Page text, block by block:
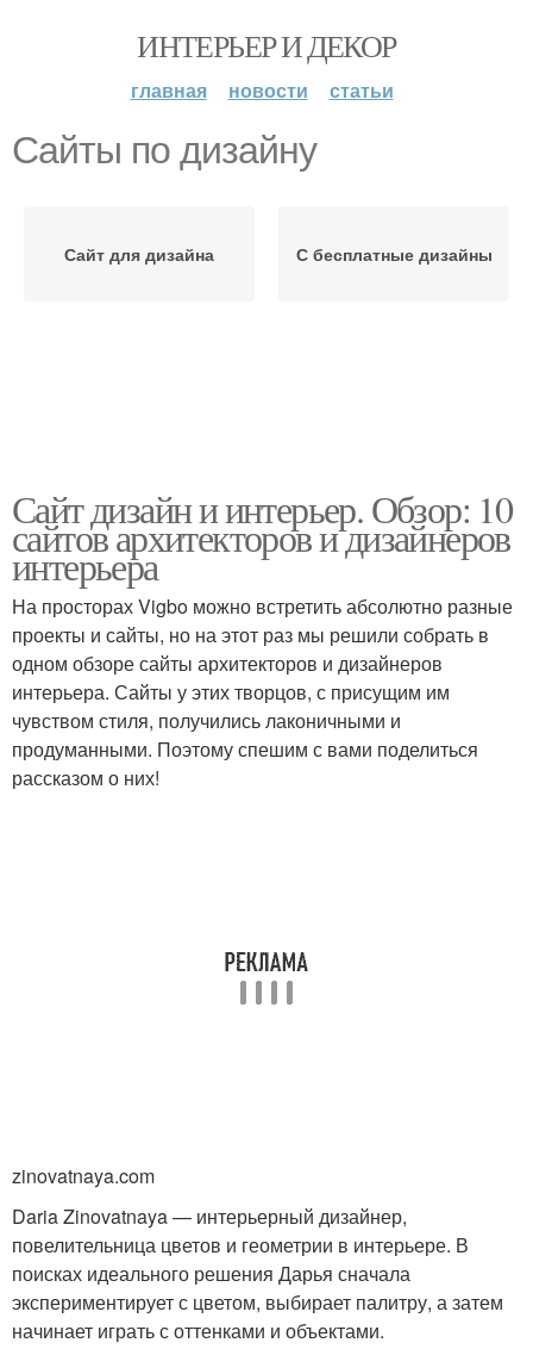
ИНТЕРЬЕР И ДЕКОР
главная новости статьи
Сайты по дизайну
Сайт для дизайна С бесплатные дизайны
Сайт дизайн и интерьер. Обзор: 10
сайтов архитекторов и дизайнеров
интерьера
На просторах Vigbo можно встретить абсолютно разные
проекты и сайты, но на этот раз мы решили собрать в
одном обзоре сайты архитекторов и дизайнеров
интерьера. Сайты у этих творцов, с присущим им
чувством стиля, получились лаконичными и
продуманными. Поэтому спешим с вами поделиться
рассказом о них!
zinovatnaya.com
Daria Zinovatnaya — интерьерный дизайнер,
повелительница цветов и геометрии в интерьере. В
поисках идеального решения Дарья сначала
экспериментирует с цветом, выбирает палитру, а затем
начинает играть с оттенками и объектами.